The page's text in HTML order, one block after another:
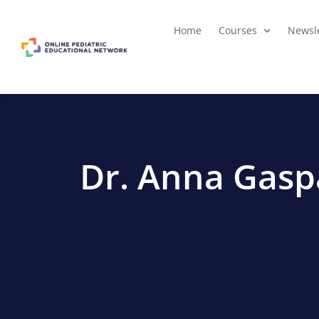
Home Courses
Dr. Anna